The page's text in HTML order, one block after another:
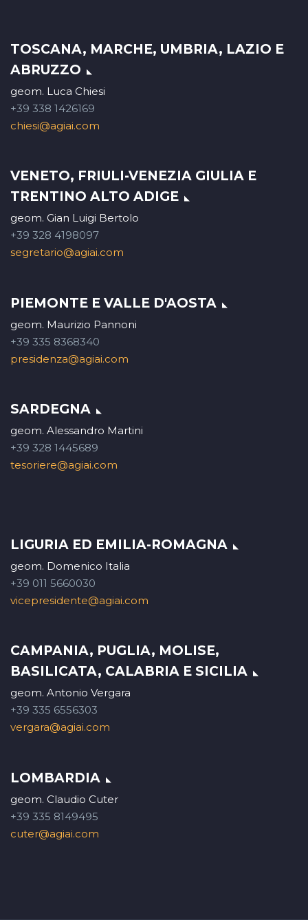
TOSCANA, MARCHE, UMBRIA, LAZIO E
ABRUZZO
geom. Luca Chiesi
+39 338 1426169
chiesi@agiai.com
VENETO, FRIULI-VENEZIA GIULIA E
TRENTINO ALTO ADIGE
geom. Gian Luigi Bertolo
+39 328 4198097
segretario@agiai.com
PIEMONTE E VALLE D'AOSTA
geom. Maurizio Pannoni
+39 335 8368340
presidenza@agiai.com
SARDEGNA
geom. Alessandro Martini
+39 328 1445689
tesoriere@agiai.com
LIGURIA ED EMILIA-ROMAGNA
geom. Domenico Italia
+39 011 5660030
vicepresidente@agiai.com
CAMPANIA, PUGLIA, MOLISE,
BASILICATA, CALABRIA E SICILIA
geom. Antonio Vergara
+39 335 6556303
vergara@agiai.com
LOMBARDIA
geom. Claudio Cuter
+39 335 8149495
cuter@agiai.com